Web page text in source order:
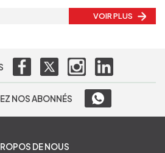
VOIR PLUS
NOS ABONNÉS
DE NOUS